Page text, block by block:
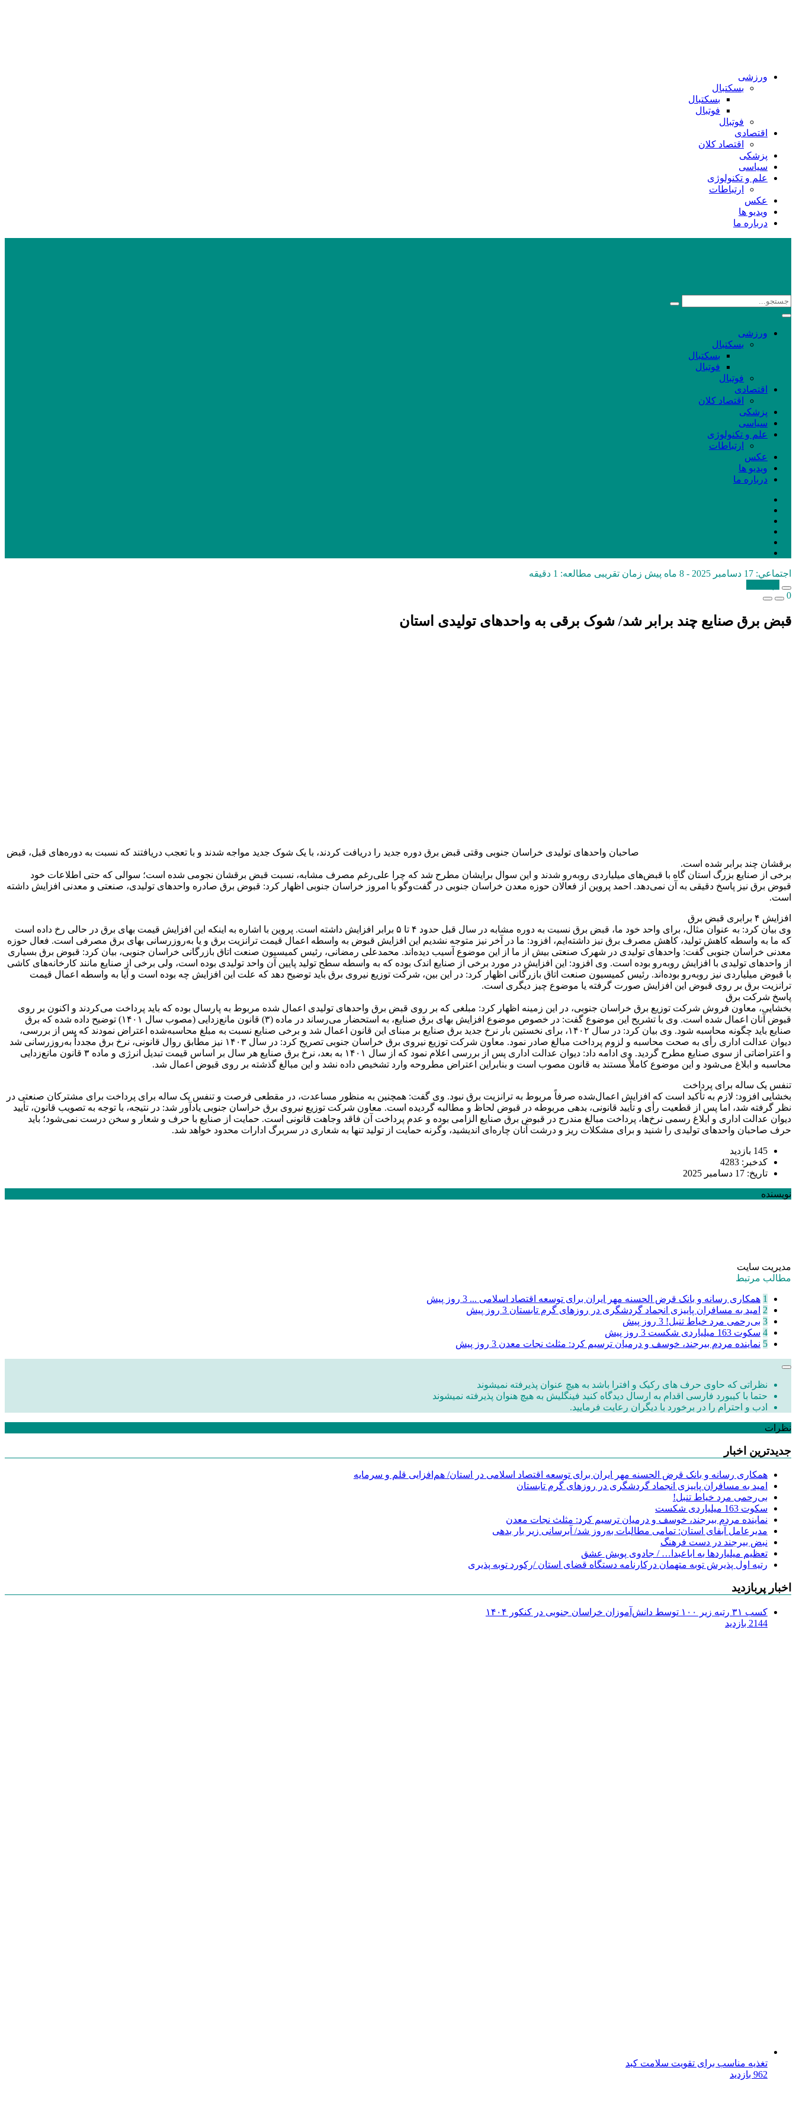
ورزشی
بسکتبال
بسکتبال
فوتبال
فوتبال
اقتصادی
اقتصاد کلان
پزشکی
سیاسی
علم و تکنولوژی
ارتباطات
عکس
ویدیو ها
درباره ما
ورزشی
بسکتبال
بسکتبال
فوتبال
فوتبال
اقتصادی
اقتصاد کلان
پزشکی
سیاسی
علم و تکنولوژی
ارتباطات
عکس
ویدیو ها
درباره ما
اجتماعي: 17 دسامبر 2025 - 8 ماه پیش
زمان تقریبی مطالعه: 1 دقیقه
0
قبض برق صنایع چند برابر شد/ شوک برقی به واحدهای تولیدی استان
صاحبان واحدهای تولیدی خراسان جنوبی وقتی قبض برق دوره جدید را دریافت کردند، با یک شوک جدید مواجه شدند و با تعجب دریافتند که نسبت به دوره‌های قبل، قبض
برقشان چند برابر شده است.
برخی از صنایع بزرگ استان گاه با قبض‌های میلیاردی روبه‌رو شدند و این سوال برایشان مطرح شد که چرا علی‌رغم مصرف مشابه، نسبت قبض برقشان نجومی شده است؛ سوالی که حتی اطلاعات خود
قبوض برق نیز پاسخ دقیقی به آن نمی‌دهد. احمد پروین از فعالان حوزه معدن خراسان جنوبی در گفت‌وگو با امروز خراسان جنوبی اظهار کرد: قبوض برق صادره واحدهای تولیدی، صنعتی و معدنی افزایش داشته
است.
افزایش ۴ برابری قبض برق
وی بیان کرد: به عنوان مثال، برای واحد خود ما، قبض برق نسبت به دوره مشابه در سال قبل حدود ۴ تا ۵ برابر افزایش داشته است. پروین با اشاره به اینکه این افزایش قیمت بهای برق در حالی رخ داده است
که ما به واسطه کاهش تولید، کاهش مصرف برق نیز داشته‌ایم، افزود: ما در آخر نیز متوجه نشدیم این افزایش قبوض به واسطه اعمال قیمت ترانزیت برق و یا به‌روزرسانی بهای برق مصرفی است. فعال حوزه
معدنی خراسان جنوبی گفت: واحدهای تولیدی در شهرک صنعتی بیش از ما از این موضوع آسیب دیده‌اند. محمدعلی رمضانی، رئیس کمیسیون صنعت اتاق بازرگانی خراسان جنوبی، بیان کرد: قبوض برق بسیاری
از واحدهای تولیدی با افزایش روبه‌رو بوده است. وی افزود: این افزایش در مورد برخی از صنایع اندک بوده که به واسطه سطح تولید پایین آن واحد تولیدی بوده است، ولی برخی از صنایع مانند کارخانه‌های کاشی
با قبوض میلیاردی نیز روبه‌رو بوده‌اند. رئیس کمیسیون صنعت اتاق بازرگانی اظهار کرد: در این بین، شرکت توزیع نیروی برق باید توضیح دهد که علت این افزایش چه بوده است و آیا به واسطه اعمال قیمت
ترانزیت برق بر روی قبوض این افزایش صورت گرفته یا موضوع چیز دیگری است.
پاسخ شرکت برق
بخشایی، معاون فروش شرکت توزیع برق خراسان جنوبی، در این زمینه اظهار کرد: مبلغی که بر روی قبض برق واحدهای تولیدی اعمال شده مربوط به پارسال بوده که باید پرداخت می‌کردند و اکنون بر روی
قبوض آنان اعمال شده است. وی با تشریح این موضوع گفت: در خصوص موضوع افزایش بهای برق صنایع، به استحضار می‌رساند در ماده (۳) قانون مانع‌زدایی (مصوب سال ۱۴۰۱) توضیح داده شده که برق
صنایع باید چگونه محاسبه شود. وی بیان کرد: در سال ۱۴۰۲، برای نخستین بار نرخ جدید برق صنایع بر مبنای این قانون اعمال شد و برخی صنایع نسبت به مبلغ محاسبه‌شده اعتراض نمودند که پس از بررسی،
دیوان عدالت اداری رأی به صحت محاسبه و لزوم پرداخت مبالغ صادر نمود. معاون شرکت توزیع نیروی برق خراسان جنوبی تصریح کرد: در سال ۱۴۰۳ نیز مطابق روال قانونی، نرخ برق مجدداً به‌روزرسانی شد
و اعتراضاتی از سوی صنایع مطرح گردید. وی ادامه داد: دیوان عدالت اداری پس از بررسی اعلام نمود که از سال ۱۴۰۱ به بعد، نرخ برق صنایع هر سال بر اساس قیمت تبدیل انرژی و ماده ۳ قانون مانع‌زدایی
محاسبه و ابلاغ می‌شود و این موضوع کاملاً مستند به قانون مصوب است و بنابراین اعتراض مطروحه وارد تشخیص داده نشد و این مبالغ گذشته بر روی قبوض اعمال شد.
تنفس یک ساله برای پرداخت
بخشایی افزود: لازم به تأکید است که افزایش اعمال‌شده صرفاً مربوط به ترانزیت برق نبود. وی گفت: همچنین به منظور مساعدت، در مقطعی فرصت و تنفس یک ساله برای پرداخت برای مشترکان صنعتی در
نظر گرفته شد، اما پس از قطعیت رأی و تأیید قانونی، بدهی مربوطه در قبوض لحاظ و مطالبه گردیده است. معاون شرکت توزیع نیروی برق خراسان جنوبی یادآور شد: در نتیجه، با توجه به تصویب قانون، تأیید
دیوان عدالت اداری و ابلاغ رسمی نرخ‌ها، پرداخت مبالغ مندرج در قبوض برق صنایع الزامی بوده و عدم پرداخت آن فاقد وجاهت قانونی است. حمایت از صنایع با حرف و شعار و سخن درست نمی‌شود؛ باید
حرف صاحبان واحدهای تولیدی را شنید و برای مشکلات ریز و درشت آنان چاره‌ای اندیشید، وگرنه حمایت از تولید تنها به شعاری در سربرگ ادارات محدود خواهد شد.
145 بازدید
کدخبر: 4283
تاریخ: 17 دسامبر 2025
نویسنده
مدیریت سایت
مطالب مرتبط
1 همکاری رسانه و بانک قرض الحسنه مهر ایران برای توسعه اقتصاد اسلامی ... 3 روز پیش
2 امید به مسافران پاییزی انجماد گردشگری در روزهای گرم تابستان 3 روز پیش
3 ‌بی‌رحمی مرد خیاط تنبل! 3 روز پیش
4 سکوت 163 میلیاردی شکست
3 روز پیش
5 نماینده مردم بیرجند، خوسف و درمیان ترسیم کرد: مثلث نجات معدن 3 روز پیش
نظراتی که حاوی حرف های رکیک و افترا باشد به هیچ عنوان پذیرفته نمیشوند
حتما با کیبورد فارسی اقدام به ارسال دیدگاه کنید فینگلیش به هیچ هنوان پذیرفته نمیشوند
ادب و احترام را در برخورد با دیگران رعایت فرمایید.
نظرات
جدیدترین اخبار
همکاری رسانه و بانک قرض الحسنه مهر ایران برای توسعه اقتصاد اسلامی در استان/ هم‌افزایی قلم و سرمایه
امید به مسافران پاییزی انجماد گردشگری در روزهای گرم تابستان
‌بی‌رحمی مرد خیاط تنبل!
سکوت 163 میلیاردی شکست
نماینده مردم بیرجند، خوسف و درمیان ترسیم کرد: مثلث نجات معدن
مدیرعامل آبفای استان: تمامی مطالبات به‌روز شد/ آبرسانی زیر بار بدهی
نبض بیرجند در دست فرهنگ
تعظیم میلیاردها به اباعبدا… / جادوی پویش عشق
رتیه اول پذیرش توبه متهمان درکارنامه دستگاه قضای استان /رکورد توبه پذیری
اخبار پربازدید
کسب ۳۱ رتبه زیر ۱۰۰ توسط دانش‌آموزان خراسان جنوبی در کنکور ۱۴۰۴
2144 بازدید
تغذیه مناسب برای تقویت سلامت کبد
962 بازدید